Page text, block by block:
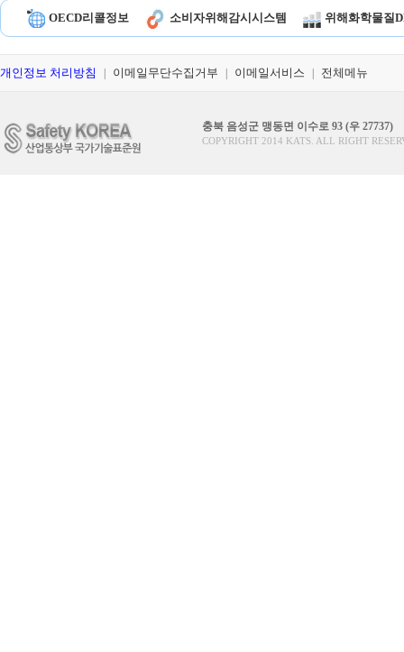
OECD리콜정보 소비자위해감시시스템 위해화학물질
개인정보 처리방침 이메일무단수집거부 이메일서비스 전체메뉴
충북 음성군 맹동면 이수로 93 (우 27737)
COPYRIGHT 2014 KATS. ALL RIGHT